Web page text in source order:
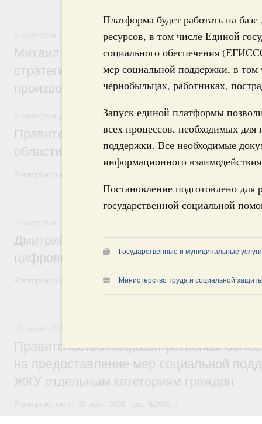
Платформа будет работать на
ресурсов, в том числе Единой
социального обеспечения
мер социальной поддержки, в том
чернобыльцах, работниках,
Запуск единой платформы
всех процессов, необходимых для
поддержки. Все необходимые
информационного
Постановление подготовлено
государственной социальной
Государственные и муниципальные услуги
Министерство труда и социальной
5 августа, среда
Вопросы производительности труда и
Михаил Мишустин дал поручения по
стратегической сессии, посвящённой
производительности труда
Национальный проект «Экологическое
Правительство увеличило объём
области в рамках федерального
3 августа, понедельник
Дмитрий Григоренко возглавил штаб по
цифровых платформ
Распоряжение от 25 июля 2026 года №1966-р
Правительство направит регионам
на предоставление мер социальной
ЖКУ отдельным категориям граждан